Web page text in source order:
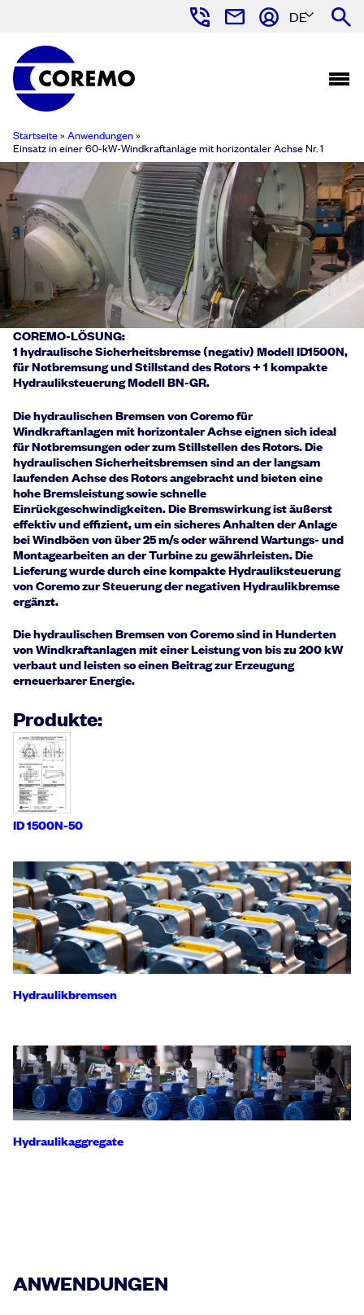
DE
Startseite» Anwendungen»
Einsatz in einer 60-kW-Windkraftanlage mit horizontaler Achse Nr. 1
COREMO-LÖSUNG:
1 hydraulische Sicherheitsbremse (negativ) Modell ID1500N,
für Notbremsung und Stillstand des Rotors + 1 kompakte
Hydrauliksteuerung Modell BN-GR.
Die hydraulischen Bremsen von Coremo für
Windkraftanlagen mit horizontaler Achse eignen sich ideal
für Notbremsungen oder zum Stillstellen des Rotors. Die
hydraulischen Sicherheitsbremsen sind an der langsam
laufenden Achse des Rotors angebracht und bieten eine
hohe Bremsleistung sowie schnelle
Einrückgeschwindigkeiten. Die Bremswirkung ist äußerst
effektiv und effizient, um ein sicheres Anhalten der Anlage
bei Windböen von über 25 m/s oder während Wartungs- und
Montagearbeiten an der Turbine zu gewährleisten. Die
Lieferung wurde durch eine kompakte Hydrauliksteuerung
von Coremo zur Steuerung der negativen Hydraulikbremse
ergänzt.
Die hydraulischen Bremsen von Coremo sind in Hunderten
von Windkraftanlagen mit einer Leistung von bis zu 200 kW
verbaut und leisten so einen Beitrag zur Erzeugung
erneuerbarer Energie.
Produkte:
ID 1500N-50
Hydraulikbremsen
Hydraulikaggregate
ANWENDUNGEN